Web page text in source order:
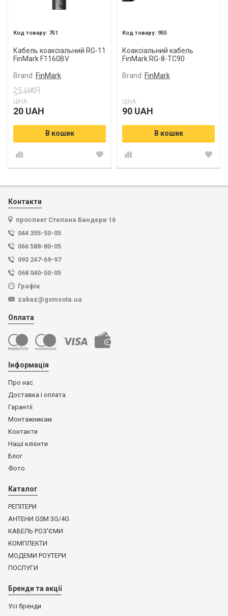
751
Кабель коаксіальний RG-11
FinMark F1160BV
Brand FinMark
25 UAH
ЦІНА:
20 UAH
В кошик
955
Коаксіальний кабель
FinMark RG-8-TC90
Brand FinMark
ЦІНА:
90 UAH
В кошик
Контакти
проспект Степана Бандери 16
044 355-50-05
066 588-80-05
093 247-69-97
068 040-50-05
Графік
zakaz@gsmsota.ua
Оплата
Інформація
Про нас
Доставка і оплата
Гарантії
Монтажникам
Контакти
Наші клієнти
Блог
Фото
Каталог
РЕПІТЕРИ
АНТЕНИ GSM 3G/4G
КАБЕЛЬ РОЗ'ЄМИ
КОМПЛЕКТИ
МОДЕМИ РОУТЕРИ
ПОСЛУГИ
Бренди та акції
Усі бренди